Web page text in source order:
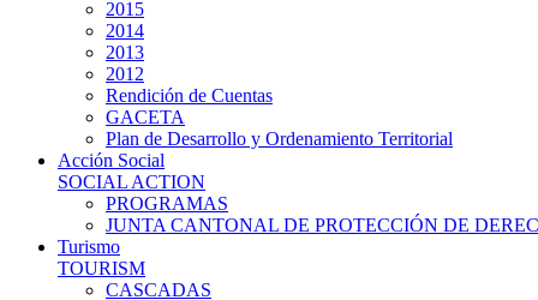
2015
2014
2013
2012
Rendición de Cuentas
GACETA
Plan de Desarrollo y Ordenamiento Territorial
Acción Social
SOCIAL ACTION
PROGRAMAS
JUNTA CANTONAL DE PROTECCIÓN DE
Turismo
TOURISM
CASCADAS